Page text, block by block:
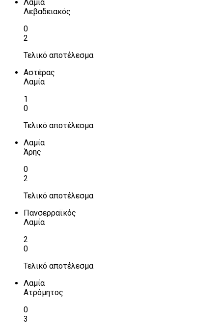
Λαμία
Λεβαδειακός
0
2
Τελικό αποτέλεσμα
Αστέρας
Λαμία
1
0
Τελικό αποτέλεσμα
Λαμία
Άρης
0
2
Τελικό αποτέλεσμα
Πανσερραϊκός
Λαμία
2
0
Τελικό αποτέλεσμα
Λαμία
Ατρόμητος
0
3